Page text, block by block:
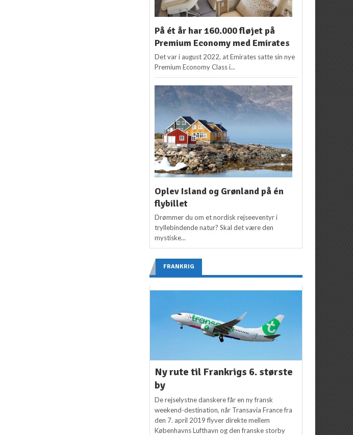
På ét år har 160.000 fløjet på
Premium Economy med Emirates
Det var i august 2022, at Emirates satte sin nye
Premium Economy Class i...
Oplev Island og Grønland på én
flybillet
Drømmer du om et nordisk rejseeventyr i
tryllebindende natur? Skal det være den
mystiske...
FRANKRIG
Ny rute til Frankrigs 6. største
by
De rejselystne danskere får en ny fransk
weekend-destination, når Transavia France fra
den 7. april 2019 flyver direkte mellem
Københavns Lufthavn og den franske storby